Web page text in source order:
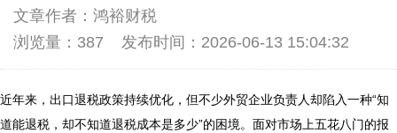
文章作者：鸿裕财税
浏览量：387
发布时间：2026-06-13 15:04:32
近年来，出口退税政策持续优化，但不少外贸企业负责人却陷入一种“知
道能退税，却不知道退税成本是多少”的困境。面对市场上五花八门的报